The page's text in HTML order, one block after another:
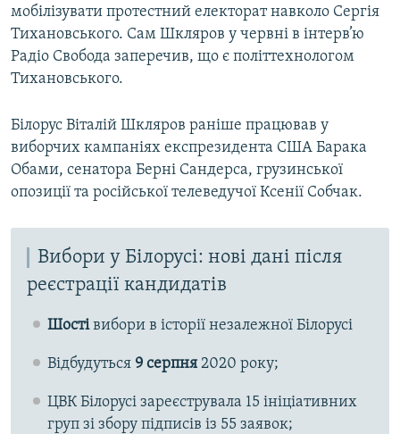
мобілізувати протестний електорат навколо Сергія
Тихановського. Сам Шкляров у червні в інтерв’ю
Радіо Свобода заперечив, що є політтехнологом
Тихановського.
Білорус Віталій Шкляров раніше працював у
виборчих кампаніях експрезидента США Барака
Обами, сенатора Берні Сандерса, грузинської
опозиції та російської телеведучої Ксенії Собчак.
Вибори у Білорусі: нові дані після
реєстрації кандидатів
Шостівибори в історії незалежної Білорусі
Відбудуться 9 серпня2020 року;
ЦВК Білорусі зареєструвала 15 ініціативних
груп зі збору підписів із 55 заявок;